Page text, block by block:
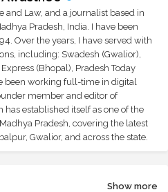
and Law, and a journalist based in
Pradesh, India. I have been
Over the years, I have served with
including: Swadesh (Gwalior),
(Bhopal), Pradesh Today
been working full-time in digital
member and editor of
established itself as one of the
Pradesh, covering the latest
Gwalior, and across the state.
Show more